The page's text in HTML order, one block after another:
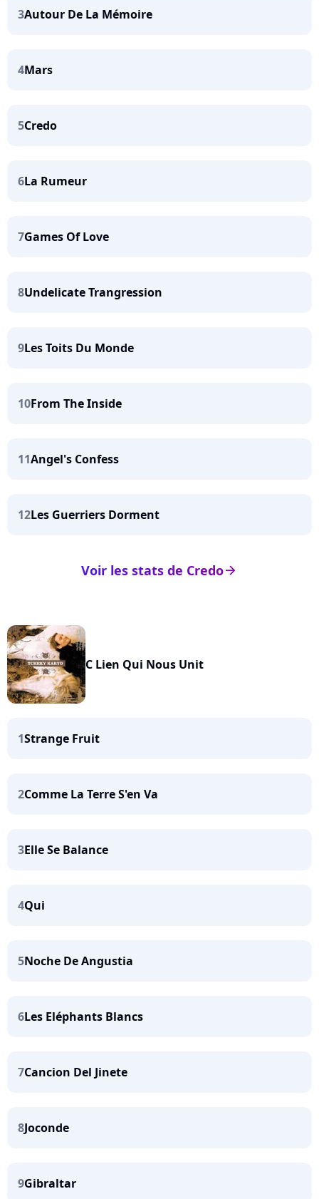
3Autour De La Mémoire
4Mars
5Credo
6La Rumeur
7Games Of Love
8Undelicate Trangression
9Les Toits Du Monde
10From The Inside
11Angel's Confess
12Les Guerriers Dorment
arrow_right
Voir les stats de Credo
C Lien Qui Nous Unit
1Strange Fruit
2Comme La Terre S'en Va
3Elle Se Balance
4Qui
5Noche De Angustia
6Les Eléphants Blancs
7Cancion Del Jinete
8Joconde
9Gibraltar